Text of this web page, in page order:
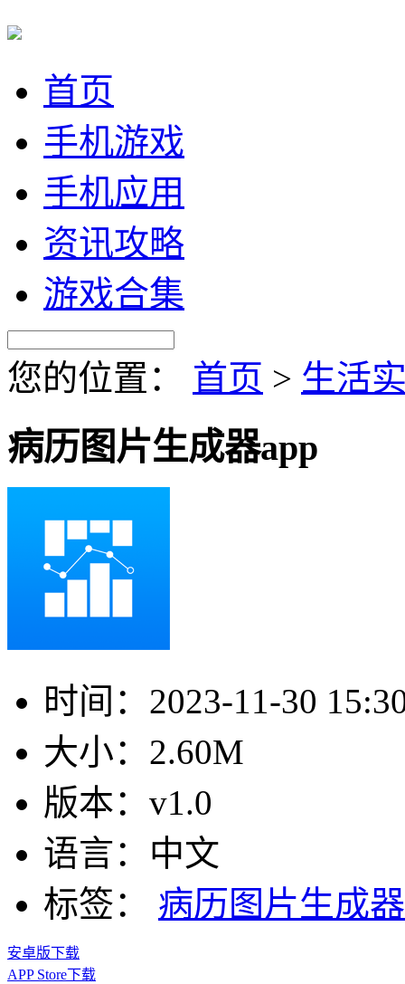
首页
手机游戏
手机应用
资讯攻略
游戏合集
您的位置： 首页 > 生活
病历图片生成器app
时间： 2023-11-30
大小： 2.60M
版本： v1.0
语言： 中文
标签：
病历图片生成器
安卓版下载
APP Store下载